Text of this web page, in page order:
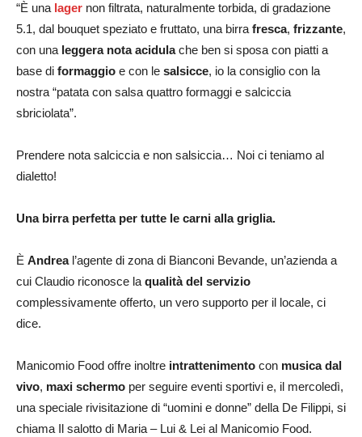
“È una lager non filtrata, naturalmente torbida, di gradazione
5.1, dal bouquet speziato e fruttato, una birra fresca, frizzante,
con una leggera nota acidulache ben si sposa con piatti a
base di formaggio e con le salsicce, io la consiglio con la
nostra “patata con salsa quattro formaggi e salciccia
sbriciolata”.
Prendere nota salciccia e non salsiccia… Noi ci teniamo al
dialetto!
Una birra perfetta per tutte le carni alla griglia.
È Andreal’agente di zona di Bianconi Bevande, un’azienda a
cui Claudio riconosce la qualità del servizio
complessivamente offerto, un vero supporto per il locale, ci
dice.
Manicomio Food offre inoltre intrattenimento con musica dal
vivo, maxi schermo per seguire eventi sportivi e, il mercoledì,
una speciale rivisitazione di “uomini e donne” della De Filippi, si
chiama Il salotto di Maria – Lui & Lei al Manicomio Food.